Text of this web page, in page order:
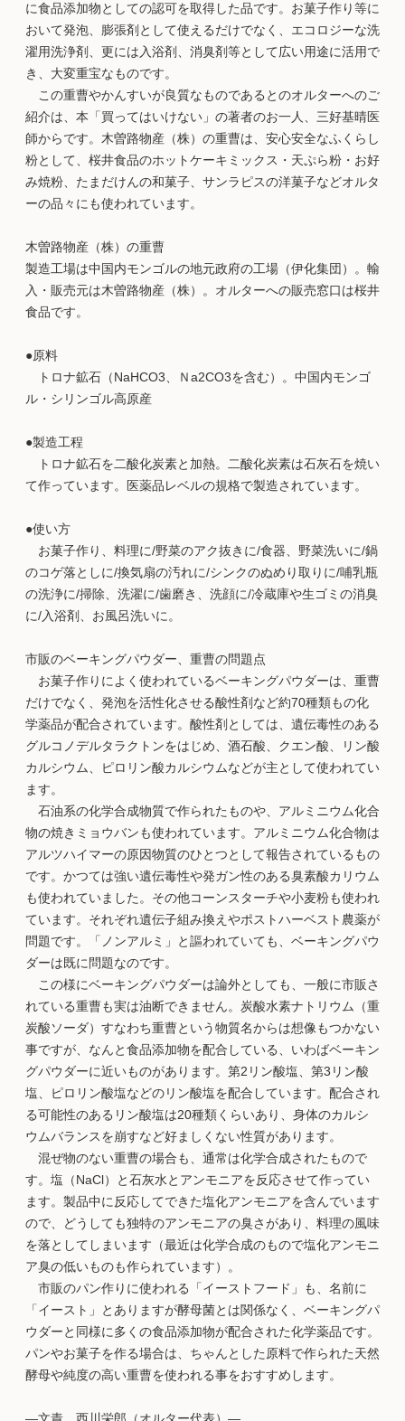
に食品添加物としての認可を取得した品です。お菓子作り等に
おいて発泡、膨張剤として使えるだけでなく、エコロジーな洗
濯用洗浄剤、更には入浴剤、消臭剤等として広い用途に活用で
き、大変重宝なものです。
この重曹やかんすいが良質なものであるとのオルターへのご
紹介は、本「買ってはいけない」の著者のお一人、三好基晴医
師からです。木曽路物産（株）の重曹は、安心安全なふくらし
粉として、桜井食品のホットケーキミックス・天ぷら粉・お好
み焼粉、たまだけんの和菓子、サンラピスの洋菓子などオルタ
ーの品々にも使われています。
木曽路物産（株）の重曹
製造工場は中国内モンゴルの地元政府の工場（伊化集団）。輸
入・販売元は木曽路物産（株）。オルターへの販売窓口は桜井
食品です。
●原料
トロナ鉱石（NaHCO3、Ｎa2CO3を含む）。中国内モンゴ
ル・シリンゴル高原産
●製造工程
トロナ鉱石を二酸化炭素と加熱。二酸化炭素は石灰石を焼い
て作っています。医薬品レベルの規格で製造されています。
●使い方
お菓子作り、料理に/野菜のアク抜きに/食器、野菜洗いに/鍋
のコゲ落としに/換気扇の汚れに/シンクのぬめり取りに/哺乳瓶
の洗浄に/掃除、洗濯に/歯磨き、洗顔に/冷蔵庫や生ゴミの消臭
に/入浴剤、お風呂洗いに。
市販のベーキングパウダー、重曹の問題点
お菓子作りによく使われているベーキングパウダーは、重曹
だけでなく、発泡を活性化させる酸性剤など約70種類もの化
学薬品が配合されています。酸性剤としては、遺伝毒性のある
グルコノデルタラクトンをはじめ、酒石酸、クエン酸、リン酸
カルシウム、ピロリン酸カルシウムなどが主として使われてい
ます。
石油系の化学合成物質で作られたものや、アルミニウム化合
物の焼きミョウバンも使われています。アルミニウム化合物は
アルツハイマーの原因物質のひとつとして報告されているもの
です。かつては強い遺伝毒性や発ガン性のある臭素酸カリウム
も使われていました。その他コーンスターチや小麦粉も使われ
ています。それぞれ遺伝子組み換えやポストハーベスト農薬が
問題です。「ノンアルミ」と謳われていても、ベーキングパウ
ダーは既に問題なのです。
この様にベーキングパウダーは論外としても、一般に市販さ
れている重曹も実は油断できません。炭酸水素ナトリウム（重
炭酸ソーダ）すなわち重曹という物質名からは想像もつかない
事ですが、なんと食品添加物を配合している、いわばベーキン
グパウダーに近いものがあります。第2リン酸塩、第3リン酸
塩、ピロリン酸塩などのリン酸塩を配合しています。配合され
る可能性のあるリン酸塩は20種類くらいあり、身体のカルシ
ウムバランスを崩すなど好ましくない性質があります。
混ぜ物のない重曹の場合も、通常は化学合成されたもので
す。塩（NaCl）と石灰水とアンモニアを反応させて作ってい
ます。製品中に反応してできた塩化アンモニアを含んでいます
ので、どうしても独特のアンモニアの臭さがあり、料理の風味
を落としてしまいます（最近は化学合成のもので塩化アンモニ
ア臭の低いものも作られています）。
市販のパン作りに使われる「イーストフード」も、名前に
「イースト」とありますが酵母菌とは関係なく、ベーキングパ
ウダーと同様に多くの食品添加物が配合された化学薬品です。
パンやお菓子を作る場合は、ちゃんとした原料で作られた天然
酵母や純度の高い重曹を使われる事をおすすめします。